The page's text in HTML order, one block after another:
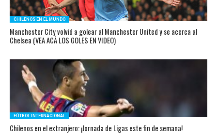
CHILENOS EN EL MUNDO
Manchester City volvió a golear al Manchester United y se acerca al
Chelsea (VEA ACÁ LOS GOLES EN VIDEO)
FÚTBOL INTERNACIONAL
Chilenos en el extranjero: ¡Jornada de Ligas este fin de semana!